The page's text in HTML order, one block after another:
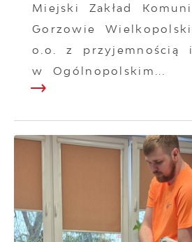
Miejski Zakład
Gorzowie
o.o. z przyjemnością
w Ogólnopolskim...